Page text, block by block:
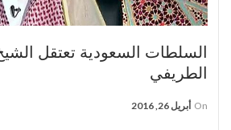
السلطات السعودية تعتقل
الطريفي
On أبريل 26, 2016